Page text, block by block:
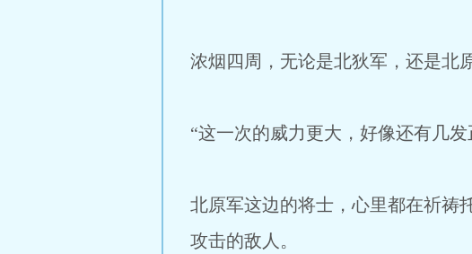
浓烟四周，无论是北狄军，还是北
“这一次的威力更大，好像还有几
北原军这边的将士，心里都在祈祷
攻击的敌人。